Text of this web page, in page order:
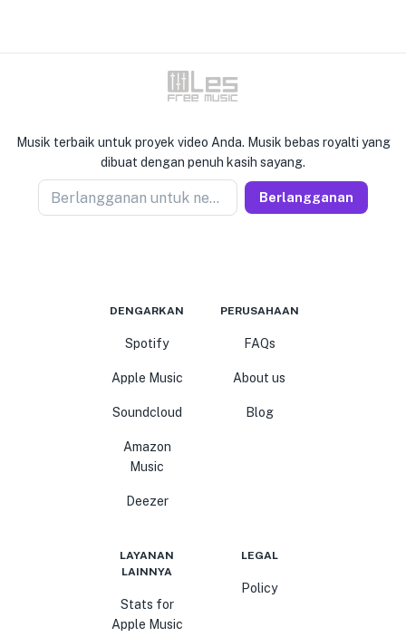
Musik terbaik untuk proyek video Anda. Musik bebas royalti yang
dibuat dengan penuh kasih sayang.
Berlangganan untuk newseller Berlangganan
DENGARKAN
Spotify
Apple Music
Soundcloud
Amazon
Music
Deezer
PERUSAHAAN
FAQs
About us
Blog
LAYANAN
LAINNYA
Stats for
Apple Music
LEGAL
Policy